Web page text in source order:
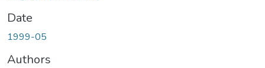
Date
1999-05
Authors